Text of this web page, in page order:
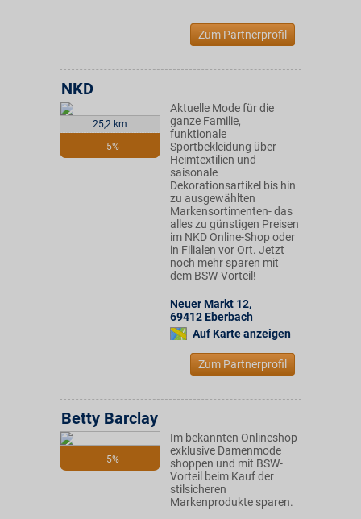
Zum Partnerprofil
25,2 km
5%
NKD
Aktuelle Mode für die
ganze Familie,
funktionale
Sportbekleidung über
Heimtextilien und
saisonale
Dekorationsartikel bis hin
zu ausgewählten
Markensortimenten- das
alles zu günstigen Preisen
im NKD Online-Shop oder
in Filialen vor Ort. Jetzt
noch mehr sparen mit
dem BSW-Vorteil!
Neuer Markt 12,
69412 Eberbach
Auf Karte anzeigen
Zum Partnerprofil
5%
Betty Barclay
Im bekannten Onlineshop
exklusive Damenmode
shoppen und mit BSW-
Vorteil beim Kauf der
stilsicheren
Markenprodukte sparen.